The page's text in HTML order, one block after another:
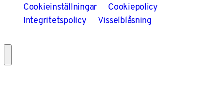
Cookieinställningar
Cookiepolicy
Integritetspolicy
Visselblåsning